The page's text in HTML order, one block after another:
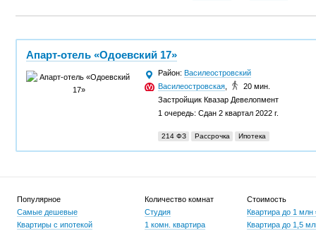
Апарт-отель «Одоевский 17»
Район:Василеостровский
Василеостровская
20 мин.
ЗастройщикКвазар Девелопмент
1 очередь: Сдан 2 квартал 2022 г.
214 ФЗ Рассрочка Ипотека
Популярное
Самые дешевые
Квартиры с ипотекой
Количество комнат
Студия
1 комн. квартира
Стоимость
Квартира до 1 млн
Квартира до 1,5